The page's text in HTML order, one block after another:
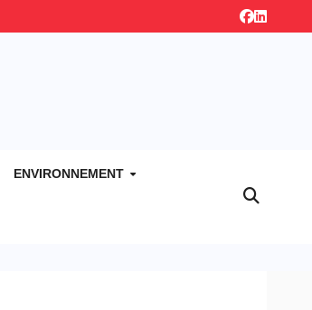
ENVIRONNEMENT